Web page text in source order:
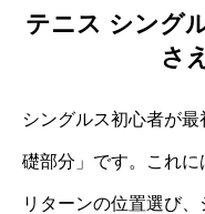
テニス シング
さ
シングルス初心者が
礎部分」です。これ
リターンの位置選び